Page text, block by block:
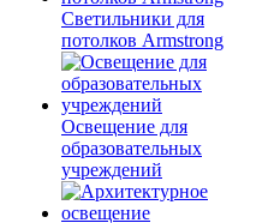
Светильники для
потолков Armstrong
Освещение для
образовательных
учреждений